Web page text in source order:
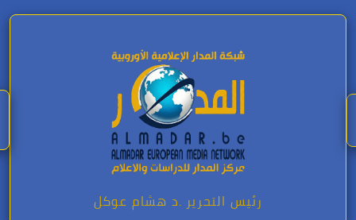
رئيس التحرير .د هشام عوكل